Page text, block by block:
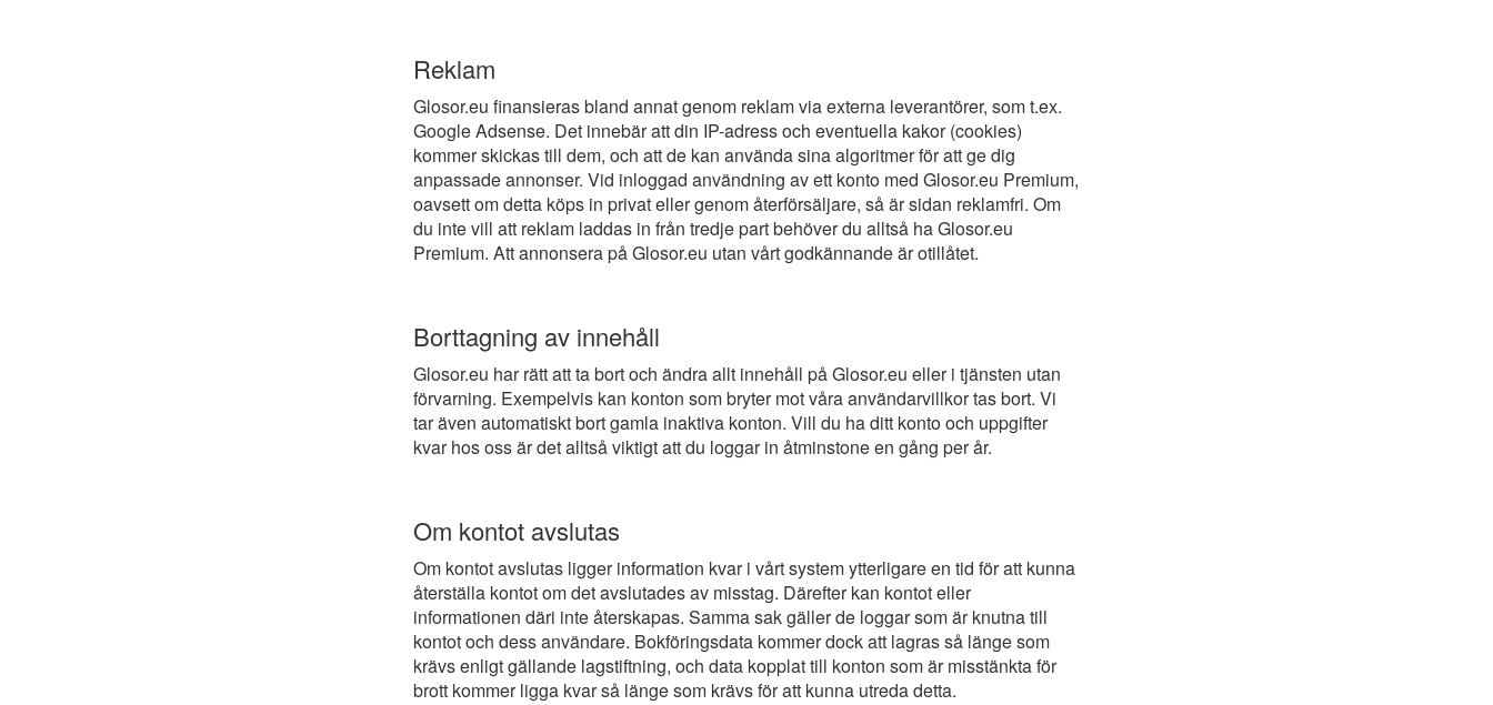
Reklam
Glosor.eu finansieras bland annat genom reklam via externa leverantörer, som t.ex.
Google Adsense. Det innebär att din IP-adress och eventuella kakor (cookies)
kommer skickas till dem, och att de kan använda sina algoritmer för att ge dig
anpassade annonser. Vid inloggad användning av ett konto med Glosor.eu Premium,
oavsett om detta köps in privat eller genom återförsäljare, så är sidan reklamfri. Om
du inte vill att reklam laddas in från tredje part behöver du alltså ha Glosor.eu
Premium. Att annonsera på Glosor.eu utan vårt godkännande är otillåtet.
Borttagning av innehåll
Glosor.eu har rätt att ta bort och ändra allt innehåll på Glosor.eu eller i tjänsten utan
förvarning. Exempelvis kan konton som bryter mot våra användarvillkor tas bort. Vi
tar även automatiskt bort gamla inaktiva konton. Vill du ha ditt konto och uppgifter
kvar hos oss är det alltså viktigt att du loggar in åtminstone en gång per år.
Om kontot avslutas
Om kontot avslutas ligger information kvar i vårt system ytterligare en tid för att kunna
återställa kontot om det avslutades av misstag. Därefter kan kontot eller
informationen däri inte återskapas. Samma sak gäller de loggar som är knutna till
kontot och dess användare. Bokföringsdata kommer dock att lagras så länge som
krävs enligt gällande lagstiftning, och data kopplat till konton som är misstänkta för
brott kommer ligga kvar så länge som krävs för att kunna utreda detta.